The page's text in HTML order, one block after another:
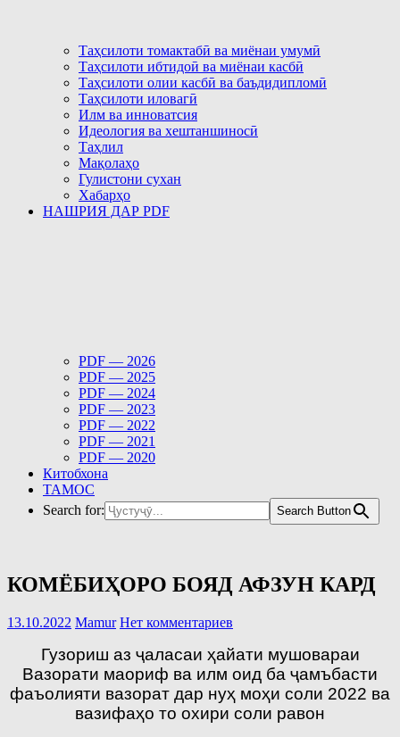
Таҳсилоти томактабӣ ва миёнаи умумӣ
Таҳсилоти ибтидоӣ ва миёнаи касбӣ
Таҳсилоти олии касбӣ ва баъдидипломӣ
Таҳсилоти иловагӣ
Илм ва инноватсия
Идеология ва хештаншиносӣ
Таҳлил
Мақолаҳо
Гулистони сухан
Хабарҳо
НАШРИЯ ДАР PDF
PDF — 2026
PDF — 2025
PDF — 2024
PDF — 2023
PDF — 2022
PDF — 2021
PDF — 2020
Китобхона
ТАМОС
Search for:
Search Button
КОМЁБИҲОРО БОЯД АФЗУН КАРД
13.10.2022 Mamur Нет комментариев
Гузориш аз ҷаласаи ҳайати мушовараи
Вазорати маориф ва илм оид ба ҷамъбасти
фаъолияти вазорат дар нуҳ моҳи соли 2022 ва
вазифаҳо то охири соли равон